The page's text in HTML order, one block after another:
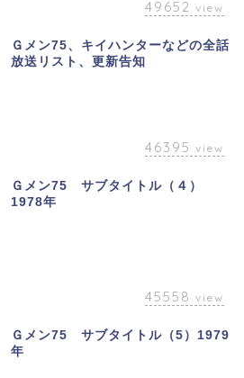
49652 view
Ｇメン75、キイハンターなどの全話
放送リスト、更新告知
46395 view
Ｇメン75 サブタイトル（４）
1978年
45558 view
Ｇメン75 サブタイトル（5）1979
年